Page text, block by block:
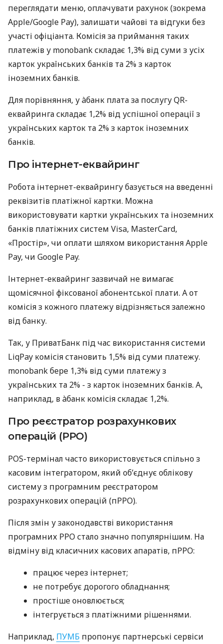
переглядати меню, оплачувати рахунок (зокрема
Apple/Google Pay), залишати чайові та відгуки без
участі офіціанта. Комісія за приймання таких
платежів у monobank складає 1,3% від суми з усіх
карток українських банків та 2% з карток
іноземних банків.
Для порівняння, у àбанк плата за послугу QR-
еквайринга складає 1,2% від успішної операції з
українських карток та 2% з карток іноземних
банків.
Про інтернет-еквайринг
Робота інтернет-еквайрингу базується на введенні
реквізитів платіжної картки. Можна
використовувати картки українських та іноземних
банків платіжних систем Visa, MasterCard,
«Простір», чи оплати шляхом використання Apple
Pay, чи Google Pay.
Інтернет-еквайринг зазвичай не вимагає
щомісячної фіксованої абонентської плати. А от
комісія з кожного платежу відрізняється залежно
від банку.
Так, у ПриватБанк під час використання системи
LiqPay комісія становить 1,5% від суми платежу.
monobank бере 1,3% від суми платежу з
українських та 2% - з карток іноземних банків. А,
наприклад, в àбанк комісія складає 1,2%.
Про реєстратор розрахункових
операцій (РРО)
POS-термінал часто використовується спільно з
касовим інтегратором, який об’єднує облікову
систему з програмним реєстратором
розрахункових операцій (пРРО).
Після змін у законодавстві використання
програмних РРО стало значно популярнішим. На
відміну від класичних касових апаратів, пРРО:
працює через інтернет;
не потребує дорогого обладнання;
простіше оновлюється;
інтегрується з платіжними рішеннями.
Наприклад, ПУМБ пропонує партнерські сервіси